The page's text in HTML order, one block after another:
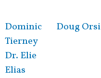
Dominic
Tierney
Doug Orsi
Dr. Elie
Elias